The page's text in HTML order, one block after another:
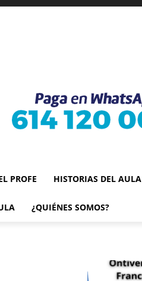
PROFE HISTORIAS DEL AULA
¿QUIÉNES SOMOS?